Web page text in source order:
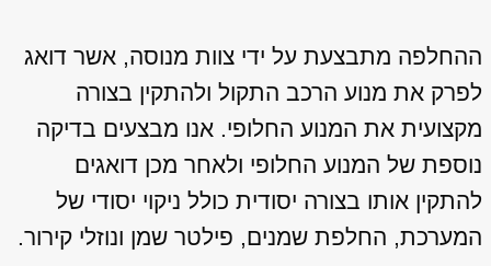
ההחלפה מתבצעת על ידי צוות מנוסה, אשר דואג
לפרק את מנוע הרכב התקול ולהתקין בצורה
מקצועית את המנוע החלופי. אנו מבצעים בדיקה
נוספת של המנוע החלופי ולאחר מכן דואגים
להתקין אותו בצורה יסודית כולל ניקוי יסודי של
המערכת, החלפת שמנים, פילטר שמן ונוזלי קירור.